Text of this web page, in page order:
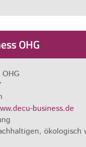
OHG
business.de
ökologisch